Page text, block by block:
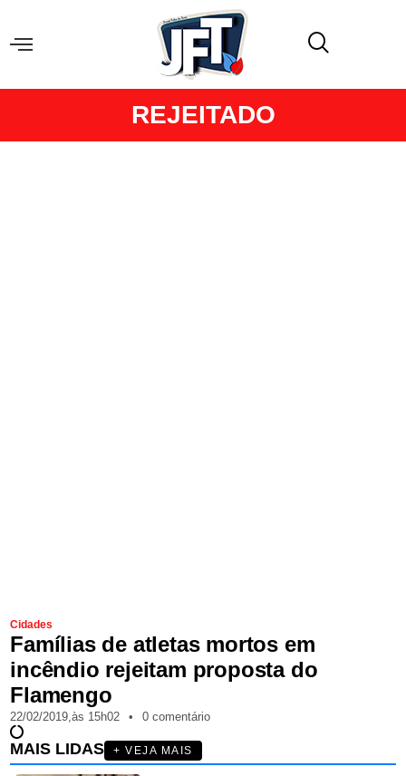
REJEITADO
Cidades
Famílias de atletas mortos em
incêndio rejeitam proposta do
Flamengo
22/02/2019,às 15h02 • 0 comentário
MAIS LIDAS + VEJA MAIS